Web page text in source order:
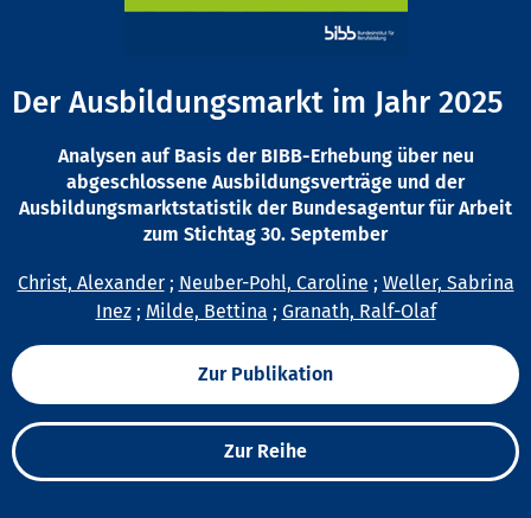
Der Ausbildungsmarkt im Jahr 2025
Analysen auf Basis der BIBB-Erhebung über neu
abgeschlossene Ausbildungsverträge und der
Ausbildungsmarktstatistik der Bundesagentur für Arbeit
zum Stichtag 30. September
Christ, Alexander; Neuber-Pohl, Caroline ; Weller, Sabrina
Inez; Milde, Bettina ; Granath, Ralf-Olaf
Zur Publikation
Zur Reihe